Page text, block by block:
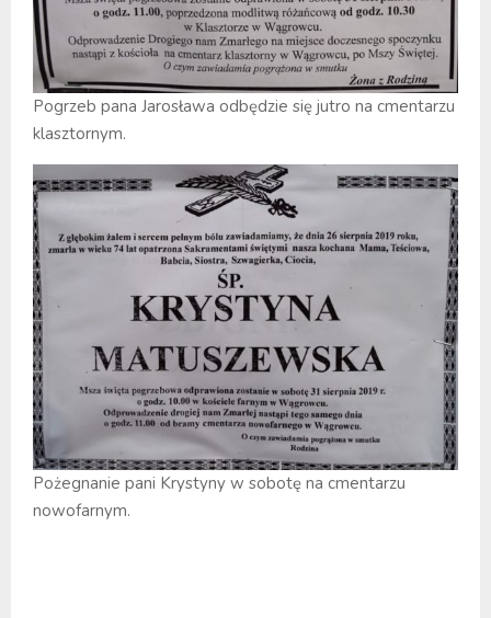
Pogrzeb pana Jarosława odbędzie się jutro na cmentarzu
klasztornym.
Pożegnanie pani Krystyny w sobotę na cmentarzu
nowofarnym.